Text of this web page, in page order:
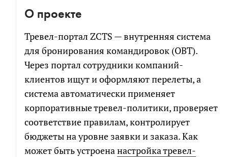
О проекте
Тревел-портал ZCTS — внутренняя система
для бронирования командировок (OBT).
Через портал сотрудники компаний-
клиентов ищут и оформляют перелеты, а
система автоматически применяет
корпоративные тревел-политики, проверяет
соответствие правилам, контролирует
бюджеты на уровне заявки и заказа. Как
может быть устроенанастройка тревел-